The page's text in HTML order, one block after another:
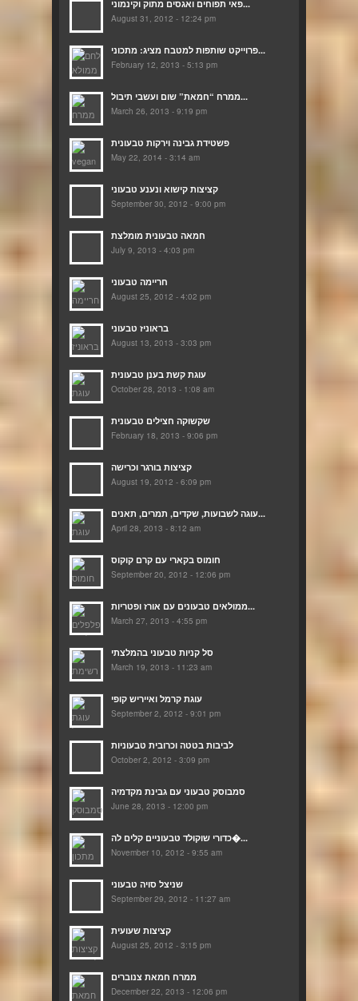
פאי תפוחים ואגסים מתוק וקינמוני...
August 31, 2012 - 12:24 pm
פרוייקט שותפות למטבח מציג: מתכוני...
February 12, 2013 - 5:13 pm
ממרח “חמאת” שום ועשבי תיבול...
March 26, 2013 - 9:19 pm
פשטידת גבינה וירקות טבעונית
May 22, 2014 - 3:14 am
קציצות קישוא ונענע טבעוני
September 30, 2012 - 9:00 pm
חמאה טבעונית מומלצת
July 9, 2013 - 4:03 pm
חריימה טבעוני
August 25, 2012 - 4:02 pm
בראוניז טבעוני
August 13, 2013 - 3:03 pm
עוגת קשת בענן טבעונית
October 28, 2013 - 1:08 am
שקשוקה חצילים טבעונית
February 18, 2013 - 9:06 pm
קציצות בורגר וכרישה
August 19, 2012 - 6:09 pm
עוגה לשבועות, שקדים, תמרים, תאנים...
April 28, 2013 - 8:12 am
חומוס בקארי עם קרם קוקוס
September 20, 2012 - 12:06 pm
ממולאים טבעונים עם אורז ופטריות...
March 27, 2013 - 4:55 pm
סל קניות טבעוני בהמלצתי
March 19, 2013 - 11:23 am
עוגת קרמל ואייריש קופי
September 2, 2012 - 9:01 pm
לביבות בטטה וכרובית טבעוניות
October 2, 2012 - 3:09 pm
סמבוסק טבעוני עם גבינת מקדמיה
June 28, 2013 - 12:00 pm
כדורי שוקולד טבעוניים קלים לה�...
November 10, 2012 - 9:55 am
שניצל סויה טבעוני
September 29, 2012 - 11:27 am
קציצות שעועית
August 25, 2012 - 3:15 pm
ממרח חמאת צנוברים
December 22, 2013 - 12:06 pm